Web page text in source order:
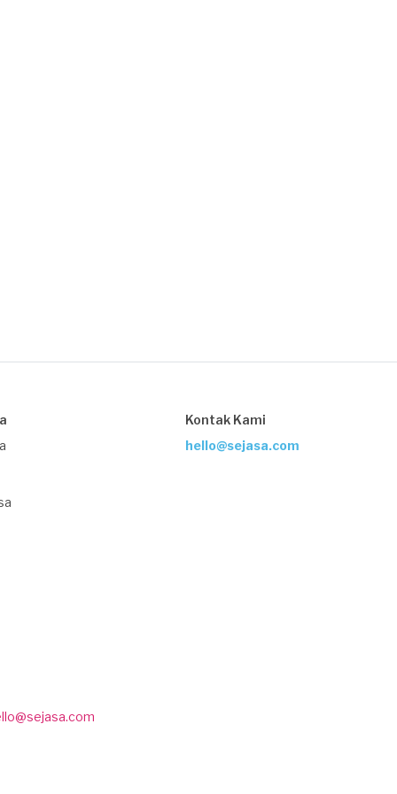
Kontak Kami
hello@sejasa.com